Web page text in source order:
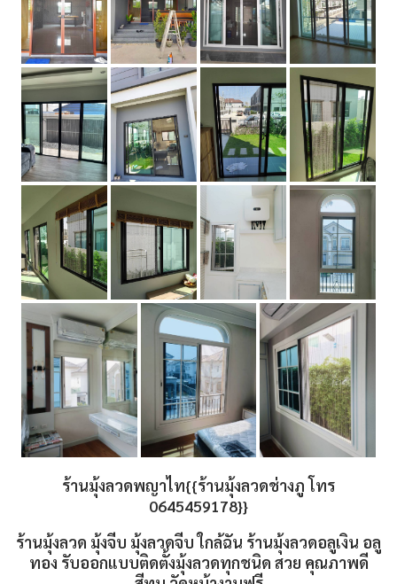
ร้านมุ้งลวดพญาไท{{ร้านมุ้งลวดช่างภู โทร
0645459178}}
ร้านมุ้งลวด มุ้งจีบ มุ้งลวดจีบ ใกล้ฉัน ร้านมุ้งลวดอลูเงิน อลู
ทอง รับออกแบบติดตั้งมุ้งลวดทุกชนิด สวย คุณภาพดี